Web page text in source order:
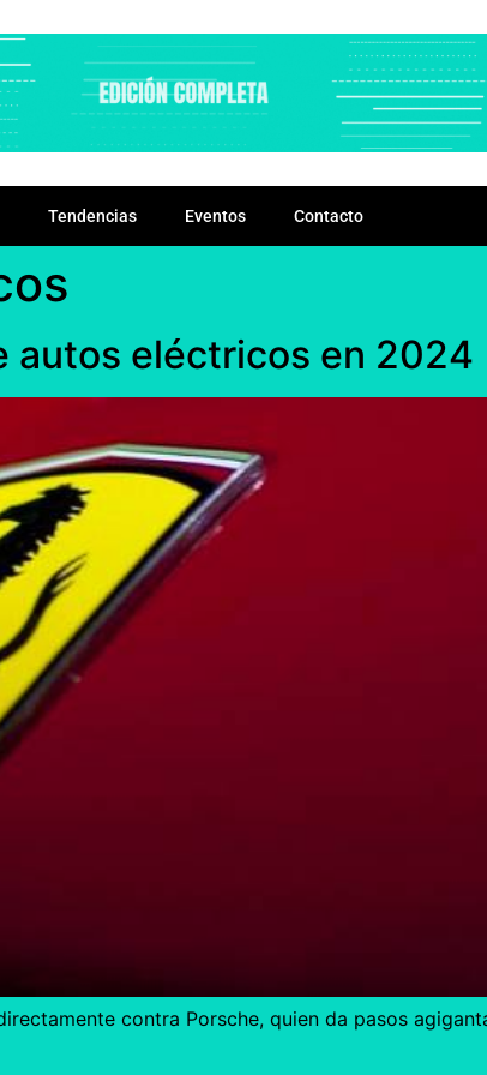
Tendencias Eventos Contacto
autos eléctricos en 2024
contra Porsche, quien da pasos